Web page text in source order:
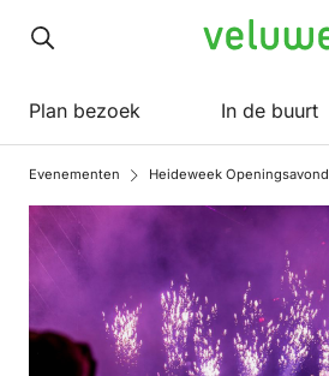
Veluwe
Plan bezoek In de buurt
Evenementen Heideweek Openingsavond